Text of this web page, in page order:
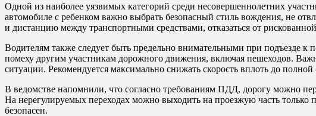
Одной из наиболее уязвимых категорий среди несовершеннолетних
автомобиле с ребенком важно выбрать безопасный стиль вождения, не
и дистанцию между транспортными средствами, отказаться от
Водителям также следует быть предельно внимательными при подъезде
помеху другим участникам дорожного движения, включая пешеходов.
ситуации. Рекомендуется максимально снижать скорость вплоть до
В ведомстве напомнили, что согласно требованиям ПДД, дорогу можно
На нерегулируемых переходах можно выходить на проезжую часть только
безопасен.